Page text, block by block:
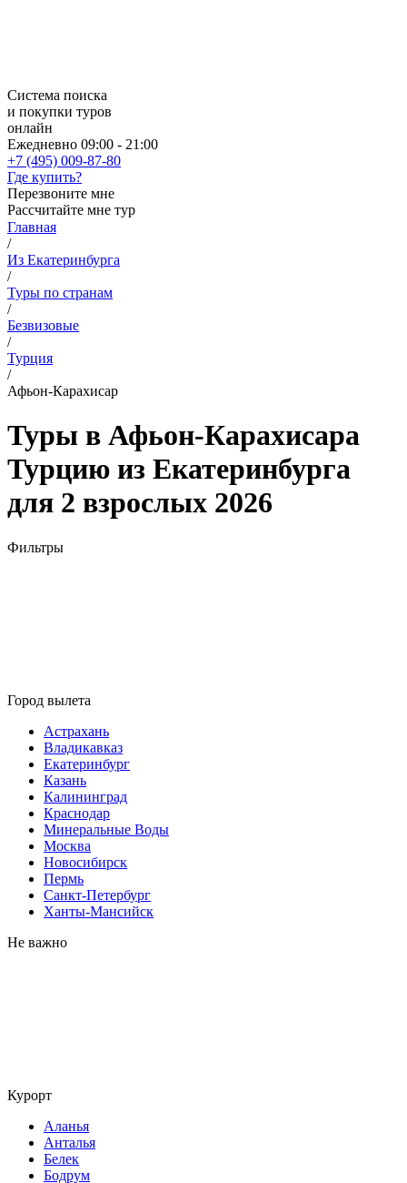
Система поиска
и покупки туров
онлайн
Ежедневно 09:00 - 21:00
+7 (495) 009-87-80
Где купить?
Перезвоните мне
Рассчитайте мне тур
Главная
/
Из Екатеринбурга
/
Туры по странам
/
Безвизовые
/
Турция
/
Афьон-Карахисар
Туры в Афьон-Карахисара
Турцию из Екатеринбурга
для 2 взрослых 2026
Фильтры
Город вылета
Астрахань
Владикавказ
Екатеринбург
Казань
Калининград
Краснодар
Минеральные Воды
Москва
Новосибирск
Пермь
Санкт-Петербург
Ханты-Мансийск
Не важно
Курорт
Аланья
Анталья
Белек
Бодрум